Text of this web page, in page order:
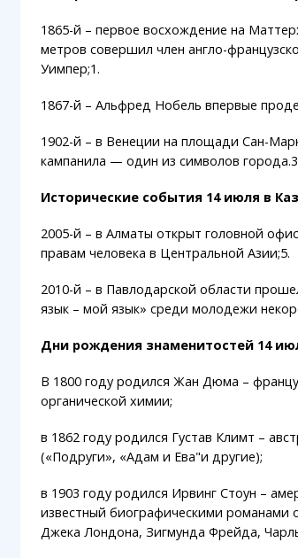
1865-й – первое восхождение на
метров совершил член англо-
Уимпер;1.
1867-й – Альфред Нобель впервые
1902-й – в Венеции на площади Сан-
кампанила — один из символов
Исторические события 14 июля в
2005-й – в Алматы открыт головной
правам человека в Центральной Азии;5.
2010-й – в Павлодарской области
язык – мой язык» среди молодежи
Дни рождения знаменитостей 14
В 1800 году родился Жан Дюма –
органической химии;
в 1862 году родился Густав Климт –
(«Подруги», «Адам и Ева"и другие);
в 1903 году родился Ирвинг Стоун –
известный биографическими романами
Джека Лондона, Зигмунда Фрейда,